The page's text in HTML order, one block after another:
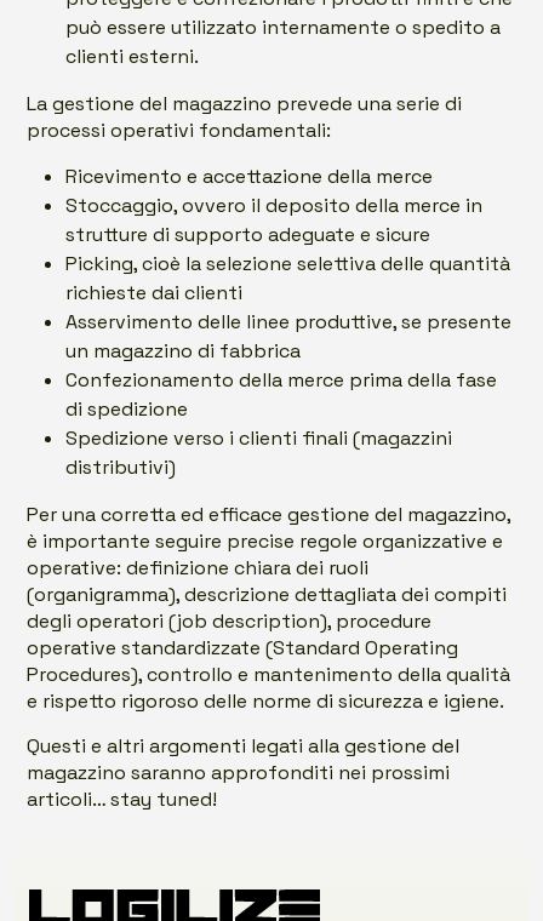
può essere utilizzato internamente o spedito a
clienti esterni.
La gestione del magazzino prevede una serie di
processi operativi fondamentali:
Ricevimento e accettazione della merce
Stoccaggio, ovvero il deposito della merce in
strutture di supporto adeguate e sicure
Picking, cioè la selezione selettiva delle quantità
richieste dai clienti
Asservimento delle linee produttive, se presente
un magazzino di fabbrica
Confezionamento della merce prima della fase
di spedizione
Spedizione verso i clienti finali (magazzini
distributivi)
Per una corretta ed efficace gestione del magazzino,
è importante seguire precise regole organizzative e
operative: definizione chiara dei ruoli
(organigramma), descrizione dettagliata dei compiti
degli operatori (job description), procedure
operative standardizzate (Standard Operating
Procedures), controllo e mantenimento della qualità
e rispetto rigoroso delle norme di sicurezza e igiene.
Questi e altri argomenti legati alla gestione del
magazzino saranno approfonditi nei prossimi
articoli… stay tuned!